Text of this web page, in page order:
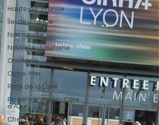
Hauts-de-France
Île-de-France
Normandie
Nouvelle-Aquitaine
Occitanie
Outre-Mer
Pays de la Loire
Provence-Alpes- Côte
d'Azur
Chefs